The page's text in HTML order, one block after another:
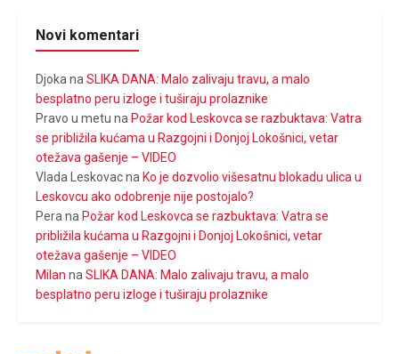
Novi komentari
Djoka na SLIKA DANA: Malo zalivaju travu, a malo
besplatno peru izloge i tuširaju prolaznike
Pravo u metu na Požar kod Leskovca se razbuktava: Vatra
se približila kućama u Razgojni i Donjoj Lokošnici, vetar
otežava gašenje – VIDEO
Vlada Leskovacna Ko je dozvolio višesatnu blokadu ulica u
Leskovcu ako odobrenje nije postojalo?
Pera na Požar kod Leskovca se razbuktava: Vatra se
približila kućama u Razgojni i Donjoj Lokošnici, vetar
otežava gašenje – VIDEO
Milan na SLIKA DANA: Malo zalivaju travu, a malo
besplatno peru izloge i tuširaju prolaznike